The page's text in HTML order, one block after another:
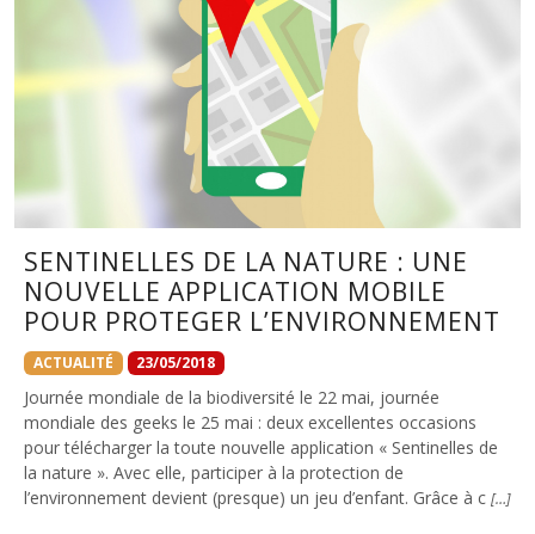
SENTINELLES DE LA NATURE : UNE
NOUVELLE APPLICATION MOBILE
POUR PROTEGER L’ENVIRONNEMENT
ACTUALITÉ 23/05/2018
Journée mondiale de la biodiversité le 22 mai, journée
mondiale des geeks le 25 mai : deux excellentes occasions
pour télécharger la toute nouvelle application « Sentinelles de
la nature ». Avec elle, participer à la protection de
l’environnement devient (presque) un jeu d’enfant. Grâce à c […]